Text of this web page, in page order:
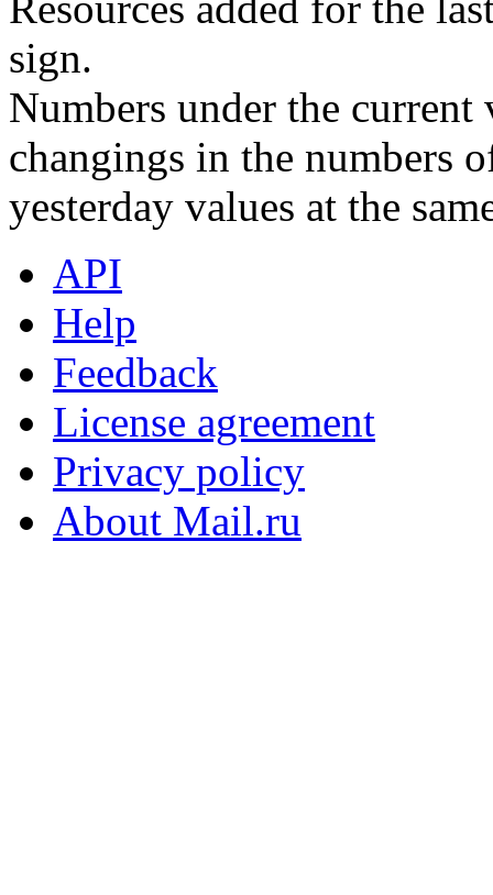
sign.
Numbers under the
changings in the numbers
yesterday values at the
API
Help
Feedback
License agreement
Privacy policy
About Mail.ru